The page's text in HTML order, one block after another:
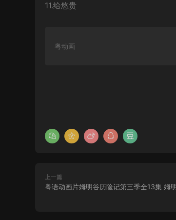
11.给悠贵
粤动画
上一篇
粤语动画片姆明谷历险记第三季全13集 姆